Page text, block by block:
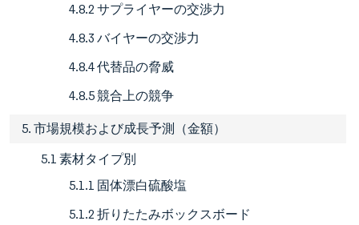
4.8.2 サプライヤーの交渉力
4.8.3 バイヤーの交渉力
4.8.4 代替品の脅威
4.8.5 競合上の競争
5. 市場規模および成長予測（金額）
5.1 素材タイプ別
5.1.1 固体漂白硫酸塩
5.1.2 折りたたみボックスボード